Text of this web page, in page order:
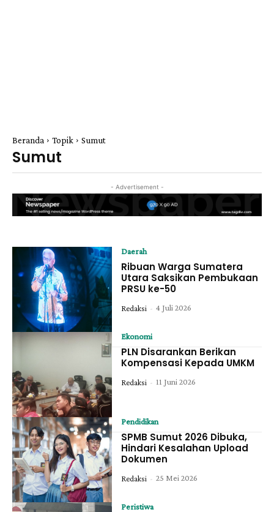
Beranda Topik Sumut
Sumut
- Advertisement -
Daerah
Ribuan Warga Sumatera
Utara Saksikan Pembukaan
PRSU ke-50
Redaksi - 4 Juli 2026
Ekonomi
PLN Disarankan Berikan
Kompensasi Kepada UMKM
Redaksi - 11 Juni 2026
Pendidikan
SPMB Sumut 2026 Dibuka,
Hindari Kesalahan Upload
Dokumen
Redaksi - 25 Mei 2026
Peristiwa